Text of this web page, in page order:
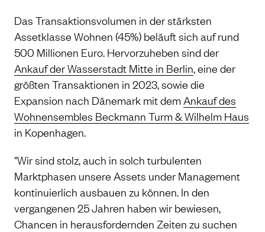
Das Transaktionsvolumen in der stärksten
Assetklasse Wohnen (45%) beläuft sich auf rund
500 Millionen Euro. Hervorzuheben sind der
Ankauf der Wasserstadt Mitte in Berlin, eine der
größten Transaktionen in 2023, sowie die
Expansion nach Dänemark mit dem Ankauf des
Wohnensembles Beckmann Turm & Wilhelm Haus
in Kopenhagen.
"Wir sind stolz, auch in solch turbulenten
Marktphasen unsere Assets under Management
kontinuierlich ausbauen zu können. In den
vergangenen 25 Jahren haben wir bewiesen,
Chancen in herausfordernden Zeiten zu suchen